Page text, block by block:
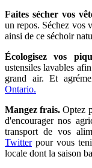
Faites sécher vos
un repos. Séchez vos
ainsi de ce séchoir
Écologisez vos
ustensiles lavables
grand air. Et
Ontario.
Mangez frais.Optez
d'encourager nos
transport de vos
Twitterpour vous
locale dont la saison